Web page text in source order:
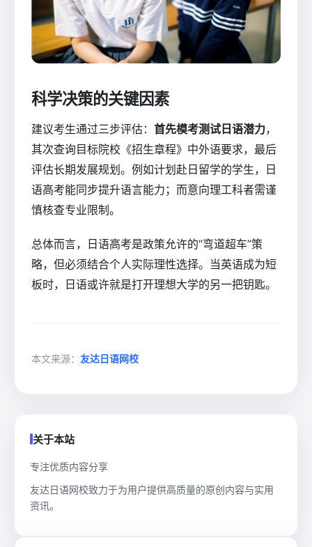
科学决策的关键因素
建议考生通过三步评估： 首先模考测试日语潜力，
其次查询目标院校《招生章程》中外语要求，最后
评估长期发展规划。例如计划赴日留学的学生，日
语高考能同步提升语言能力；而意向理工科者需谨
慎核查专业限制。
总体而言，日语高考是政策允许的“弯道超车”策
略，但必须结合个人实际理性选择。当英语成为短
板时，日语或许就是打开理想大学的另一把钥匙。
本文来源： 友达日语网校
关于本站
专注优质内容分享
友达日语网校致力于为用户提供高质量的原创内容与实用
资讯。